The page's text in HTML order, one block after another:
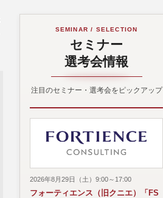
SEMINAR / SELECTION
セミナー
選考会情報
注目のセミナー・選考会をピックアップ
2026年8月29日（土）9:00～17:00
フォーティエンス（旧クニエ）「FS